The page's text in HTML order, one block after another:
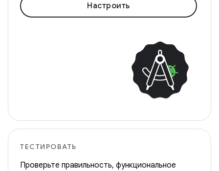
Настроить
ТЕСТИРОВАТЬ
Проверьте правильность, функциональное